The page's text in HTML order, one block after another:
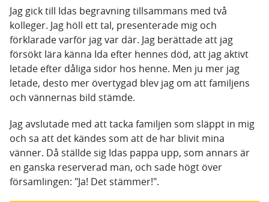
Jag gick till Idas begravning tillsammans med två
kolleger. Jag höll ett tal, presenterade mig och
förklarade varför jag var där. Jag berättade att jag
försökt lära känna Ida efter hennes död, att jag aktivt
letade efter dåliga sidor hos henne. Men ju mer jag
letade, desto mer övertygad blev jag om att familjens
och vännernas bild stämde.
Jag avslutade med att tacka familjen som släppt in mig
och sa att det kändes som att de har blivit mina
vänner. Då ställde sig Idas pappa upp, som annars är
en ganska reserverad man, och sade högt över
församlingen: "Ja! Det stämmer!".